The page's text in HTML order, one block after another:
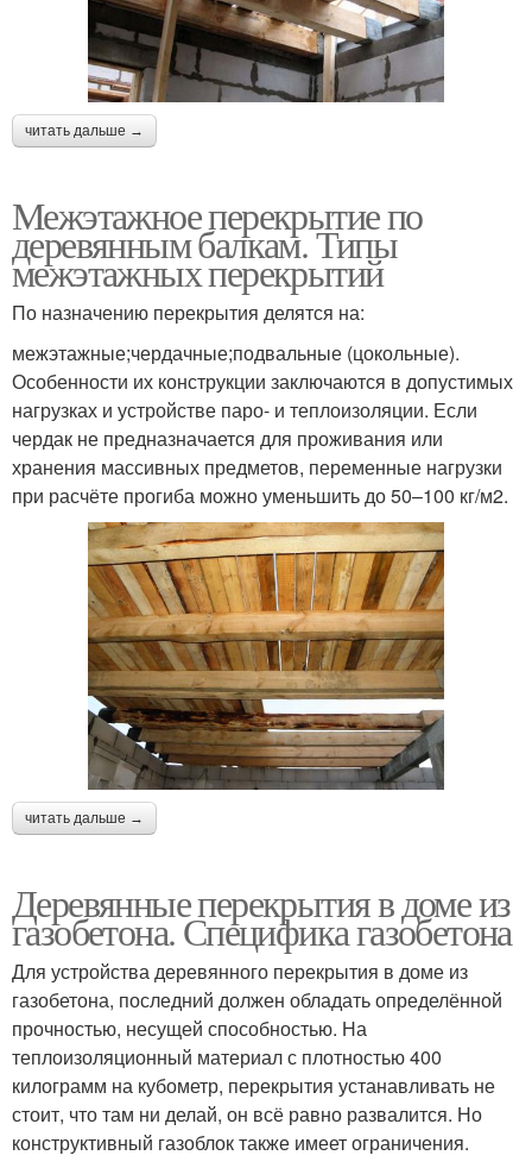
читать дальше →
Межэтажное перекрытие по
деревянным балкам. Типы
межэтажных перекрытий
По назначению перекрытия делятся на:
межэтажные;чердачные;подвальные (цокольные).
Особенности их конструкции заключаются в допустимых
нагрузках и устройстве паро- и теплоизоляции. Если
чердак не предназначается для проживания или
хранения массивных предметов, переменные нагрузки
при расчёте прогиба можно уменьшить до 50–100 кг/м2.
читать дальше →
Деревянные перекрытия в доме из
газобетона. Специфика газобетона
Для устройства деревянного перекрытия в доме из
газобетона, последний должен обладать определённой
прочностью, несущей способностью. На
теплоизоляционный материал с плотностью 400
килограмм на кубометр, перекрытия устанавливать не
стоит, что там ни делай, он всё равно развалится. Но
конструктивный газоблок также имеет ограничения.